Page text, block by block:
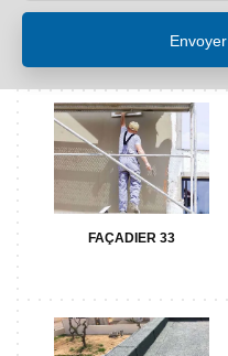
FAÇADIER 33